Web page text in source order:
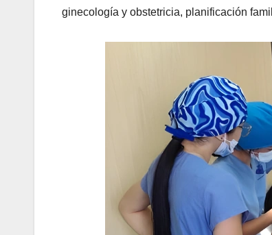
ginecología y obstetricia, planificación